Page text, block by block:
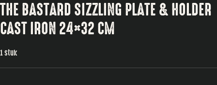
THE BASTARD SIZZLING PLATE & HOLDER
CAST IRON 24×32 CM
1 stuk